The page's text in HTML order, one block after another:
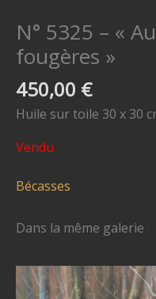
N° 5325 – «
fougères »
450,00 €
Huile sur toile 30 x 30
Vendu
Bécasses
Dans la même galerie